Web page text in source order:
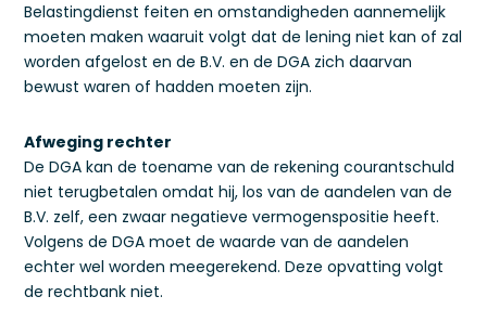
Belastingdienst feiten en omstandigheden aannemelijk
moeten maken waaruit volgt dat de lening niet kan of zal
worden afgelost en de B.V. en de DGA zich daarvan
bewust waren of hadden moeten zijn.
Afweging rechter
De DGA kan de toename van de rekening courantschuld
niet terugbetalen omdat hij, los van de aandelen van de
B.V. zelf, een zwaar negatieve vermogenspositie heeft.
Volgens de DGA moet de waarde van de aandelen
echter wel worden meegerekend. Deze opvatting volgt
de rechtbank niet.